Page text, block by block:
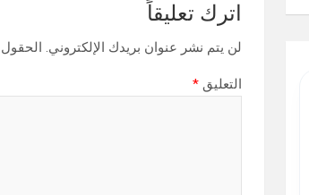
اترك تعليقاً
لن يتم نشر عنوان بريدك الإلكتروني. الحقول
التعليق *